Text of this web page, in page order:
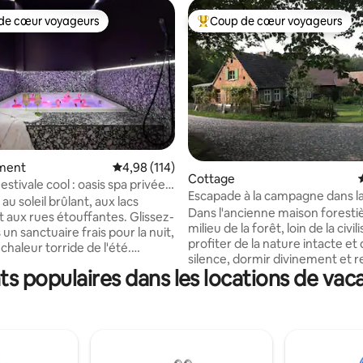
sur la base de 4 commentaires : 5 sur 5
cœur voyageurs les plus appréciés
cœur voyageurs
Évaluation moyenne sur la base de 114
4,98 (114)
cool : oasis spa privée à
soleil brûlant, aux lacs
aux rues étouffantes. Glissez-
un sanctuaire frais pour la nuit,
chaleur torride de l'été.
de votre jacuzzi privé de
Coups de cœur voyageurs les
Coup de cœur voyageurs
Cottage
Escapade à la campagne dans
« Forsthaus Hohe Heide »
Dans l'ancienne maison
milieu de la forêt, loin de la
profiter de la nature intacte et
silence, dormir divinement et
les batteries. Des vacances à la
campagne à l'état pur ! Tu sors de la
populaires dans les locations de